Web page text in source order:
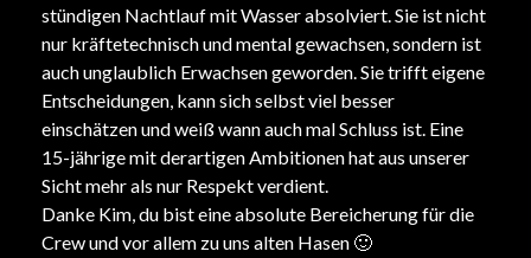
stündigen Nachtlauf mit Wasser absolviert. Sie ist nicht
nur kräftetechnisch und mental gewachsen, sondern ist
auch unglaublich Erwachsen geworden. Sie trifft eigene
Entscheidungen, kann sich selbst viel besser
einschätzen und weiß wann auch mal Schluss ist. Eine
15-jährige mit derartigen Ambitionen hat aus unserer
Sicht mehr als nur Respekt verdient.
Danke Kim, du bist eine absolute Bereicherung für die
Crew und vor allem zu uns alten Hasen 🙂